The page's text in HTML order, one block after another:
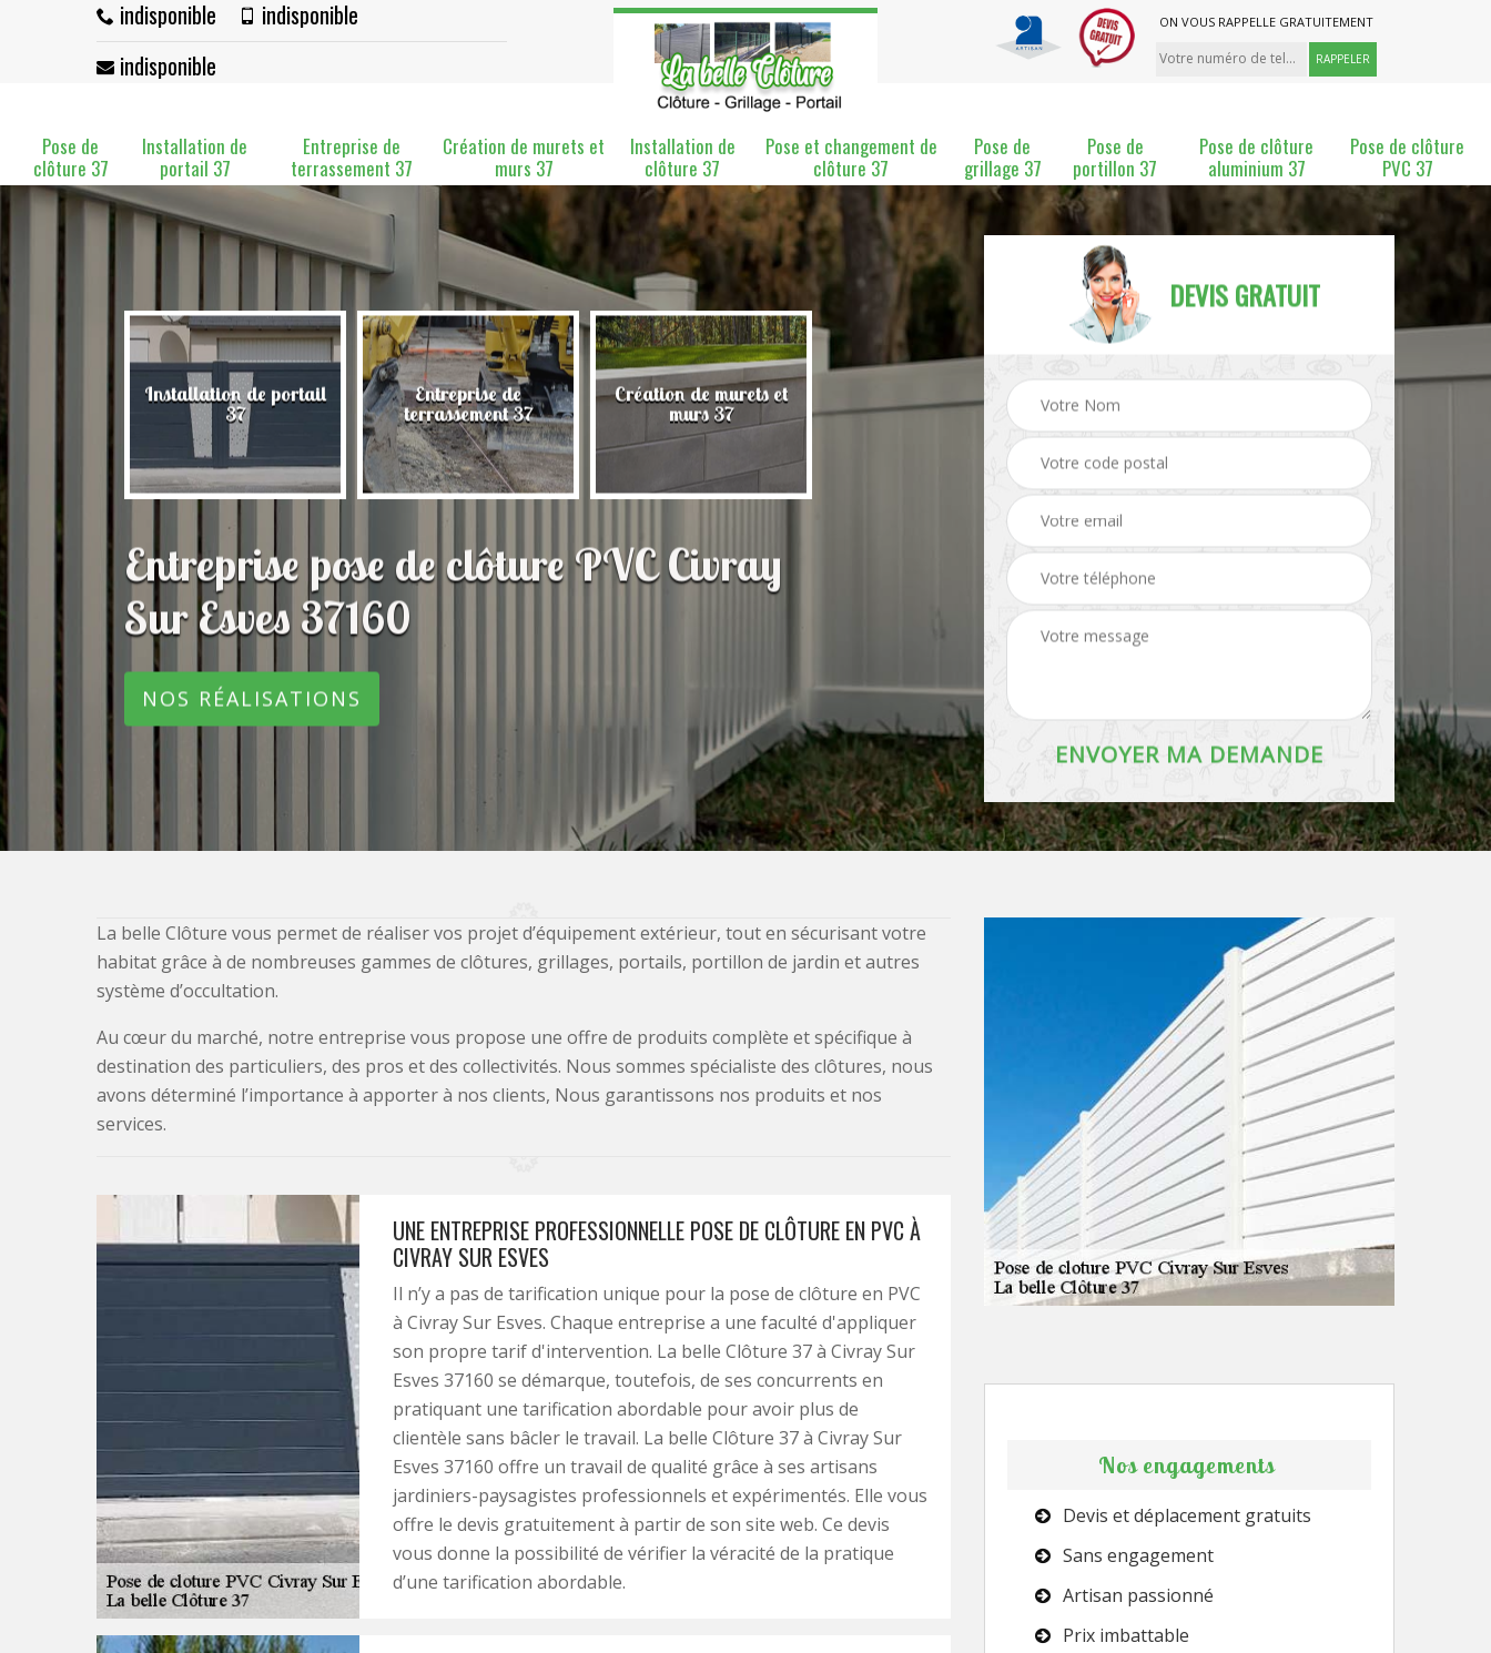
indisponible
indisponible
indisponible
ON VOUS RAPPELLE GRATUITEMENT
Pose de
clôture 37
Installation de
portail 37
Entreprise de
terrassement 37
Création de murets et
murs 37
Installation de
clôture 37
Pose et changement de
clôture 37
Pose de
grillage 37
Pose de
portillon 37
Pose de clôture
aluminium 37
Pose de clôture
PVC 37
37 Installation de portail
37
Entreprise de
terrassement 37
Création de murets et
murs 37
Installation de clôture
37
Pose et changement de Pose de grillage 37
Entreprise pose de clôture PVC Civray
Sur Esves 37160
NOS RÉALISATIONS
DEVIS GRATUIT
La belle Clôture vous permet de réaliser vos projet d’équipement extérieur, tout en sécurisant votre
habitat grâce à de nombreuses gammes de clôtures, grillages, portails, portillon de jardin et autres
système d’occultation.
Au cœur du marché, notre entreprise vous propose une offre de produits complète et spécifique à
destination des particuliers, des pros et des collectivités. Nous sommes spécialiste des clôtures, nous
avons déterminé l’importance à apporter à nos clients, Nous garantissons nos produits et nos
services.
UNE ENTREPRISE PROFESSIONNELLE POSE DE CLÔTURE EN PVC À
CIVRAY SUR ESVES
Il n’y a pas de tarification unique pour la pose de clôture en PVC
à Civray Sur Esves. Chaque entreprise a une faculté d'appliquer
son propre tarif d'intervention. La belle Clôture 37 à Civray Sur
Esves 37160 se démarque, toutefois, de ses concurrents en
pratiquant une tarification abordable pour avoir plus de
clientèle sans bâcler le travail. La belle Clôture 37 à Civray Sur
Esves 37160 offre un travail de qualité grâce à ses artisans
jardiniers-paysagistes professionnels et expérimentés. Elle vous
offre le devis gratuitement à partir de son site web. Ce devis
vous donne la possibilité de vérifier la véracité de la pratique
d’une tarification abordable.
Nos engagements
Devis et déplacement gratuits
Sans engagement
Artisan passionné
Prix imbattable